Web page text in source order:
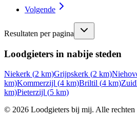
Volgende
Resultaten per pagina
Loodgieters in nabije steden
Niekerk (2 km)Grijpskerk (2 km)
km)Kommerzijl (4 km)Briltil (4 km)
km)Pieterzijl (5 km)
© 2026 Loodgieters bij mij. Alle rechten